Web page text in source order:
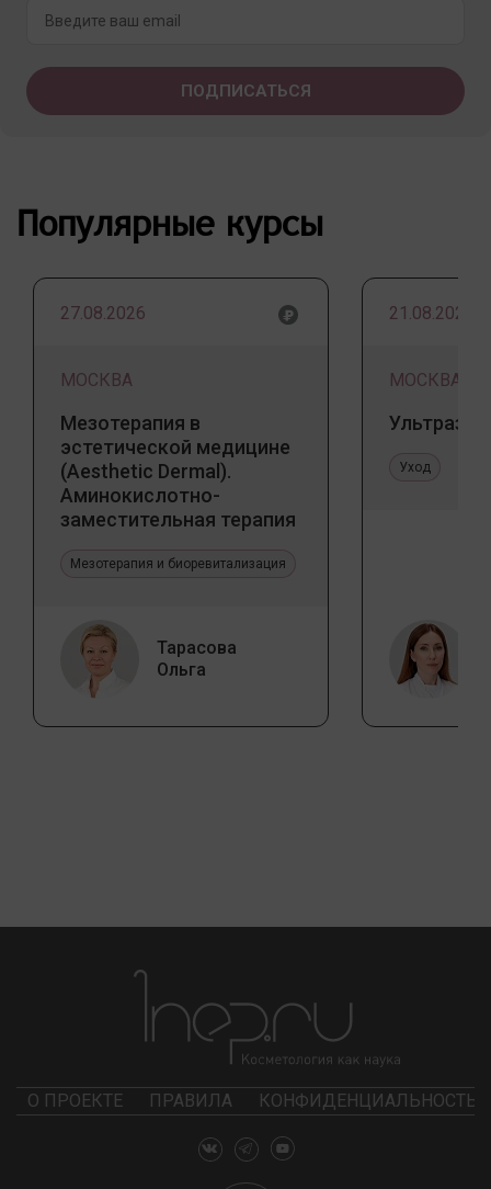
Популярные курсы
27.08.2026
МОСКВА
Мезотерапия в
эстетической медицине
(Aesthetic Dermal).
Аминокислотно-
заместительная терапия
Мезотерапия и биоревитализация
Тарасова
Ольга
21.08.2026
МОСКВА
Уход
О ПРОЕКТЕ ПРАВИЛА КОНФИДЕНЦИАЛЬНОСТЬ